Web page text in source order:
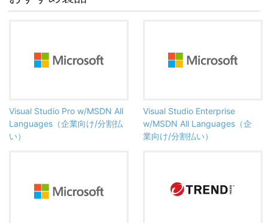
Visual Studio Pro w/MSDN All
Languages（企業向け/分割払
い）
Visual Studio Enterprise
w/MSDN All Languages（企
業向け/分割払い）